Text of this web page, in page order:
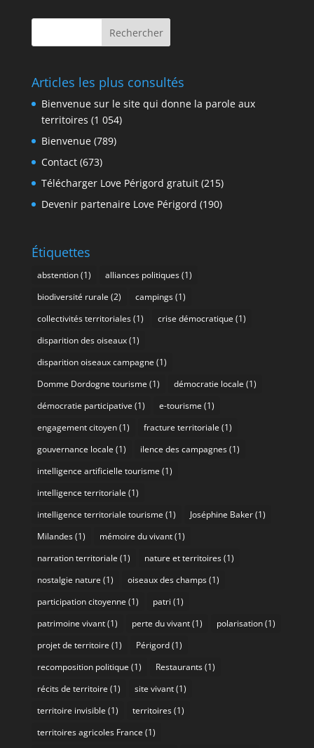
Articles les plus consultés
Bienvenue sur le site qui donne la parole aux
territoires (1 054)
Bienvenue (789)
Contact (673)
Télécharger Love Périgord gratuit (215)
Devenir partenaire Love Périgord (190)
Étiquettes
abstention(1) alliances politiques(1)
biodiversité rurale (2) campings(1)
collectivités territoriales(1) crise démocratique (1)
disparition des oiseaux(1)
disparition oiseaux campagne (1)
Domme Dordogne tourisme (1) démocratie locale (1)
démocratie participative (1) e-tourisme (1)
engagement citoyen(1) fracture territoriale (1)
gouvernance locale (1) ilence des campagnes(1)
intelligence artificielle tourisme (1)
intelligence territoriale (1)
intelligence territoriale tourisme (1) Joséphine Baker(1)
Milandes(1) mémoire du vivant(1)
narration territoriale (1) nature et territoires(1)
nostalgie nature (1) oiseaux des champs(1)
participation citoyenne (1) patri (1)
patrimoine vivant(1) perte du vivant(1) polarisation(1)
projet de territoire (1) Périgord(1)
recomposition politique (1) Restaurants(1)
récits de territoire (1) site vivant(1)
territoire invisible (1) territoires(1)
territoires agricoles France (1)